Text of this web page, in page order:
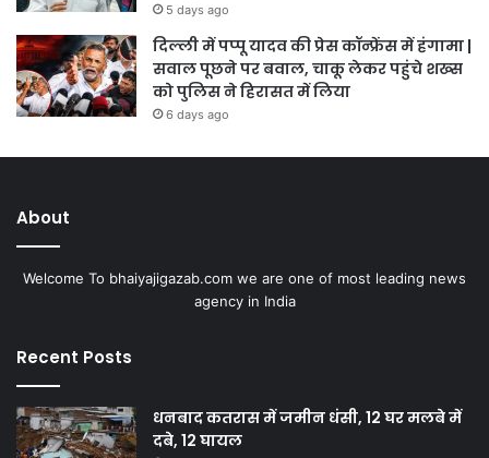
5 days ago
दिल्ली में पप्पू यादव की प्रेस कॉन्फ्रेंस में हंगामा |
सवाल पूछने पर बवाल, चाकू लेकर पहुंचे शख्स
को पुलिस ने हिरासत में लिया
6 days ago
About
Welcome To bhaiyajigazab.com we are one of most leading news
agency in India
Recent Posts
धनबाद कतरास में जमीन धंसी, 12 घर मलबे में
दबे, 12 घायल